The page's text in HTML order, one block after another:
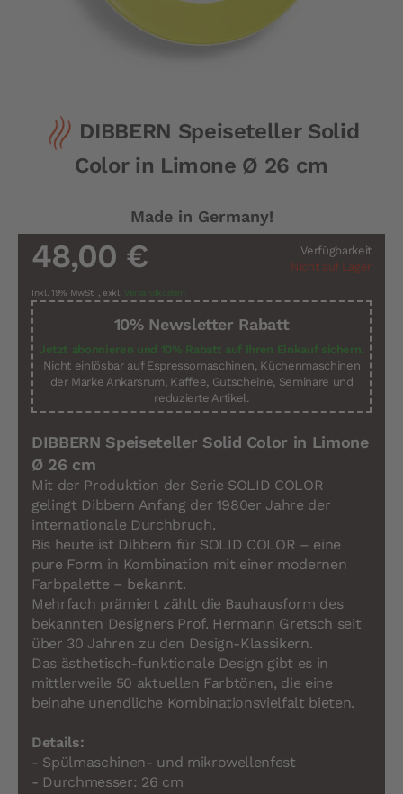
Anfang
Bildergalerie
DIBBERN Speiseteller Solid
Color in Limone Ø 26 cm
Made in Germany!
Verfügbarkeit
Nicht auf Lager
48,00 €
Inkl. 19% MwSt. , exkl. Versandkosten
10% Newsletter Rabatt
Jetzt abonnieren und 10% Rabatt auf Ihren Einkauf sichern.
Nicht einlösbar auf Espressomaschinen, Küchenmaschinen
der Marke Ankarsrum, Kaffee, Gutscheine, Seminare und
reduzierte Artikel.
DIBBERN Speiseteller Solid Color in Limone
Ø 26 cm
Mit der Produktion der Serie SOLID COLOR
gelingt Dibbern Anfang der 1980er Jahre der
internationale Durchbruch.
Bis heute ist Dibbern für SOLID COLOR – eine
pure Form in Kombination mit einer modernen
Farbpalette – bekannt.
Mehrfach prämiert zählt die Bauhausform des
bekannten Designers Prof. Hermann Gretsch seit
über 30 Jahren zu den Design-Klassikern.
Das ästhetisch-funktionale Design gibt es in
mittlerweile 50 aktuellen Farbtönen, die eine
beinahe unendliche Kombinationsvielfalt bieten.
Details:
- Spülmaschinen- und mikrowellenfest
- Durchmesser: 26 cm